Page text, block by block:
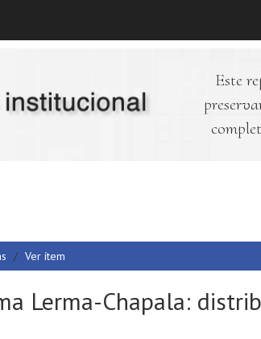
Este
Ver ítem
Lerma-Chapala: